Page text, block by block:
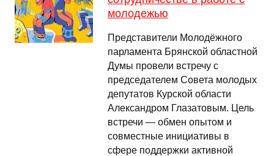
молодежью
Представители Молодёжного
парламента Брянской областной
Думы провели встречу с
председателем Совета молодых
депутатов Курской области
Александром Глазатовым. Цель
встречи — обмен опытом и
совместные инициативы в
сфере поддержки активной